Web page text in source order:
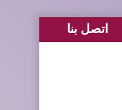
اتصل بنا